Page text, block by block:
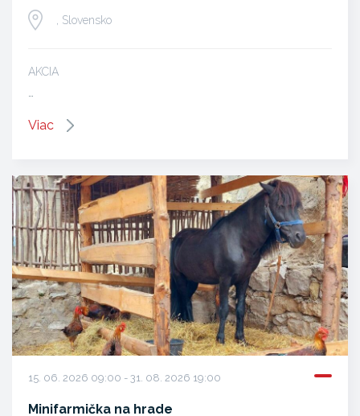
, Slovensko
AKCIA
Viac
15. 06. 2026 09:00 - 31. 08. 2026 19:00
Minifarmička na hrade